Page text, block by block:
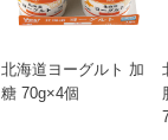
北海道ヨーグルト 加
糖 70g×4個